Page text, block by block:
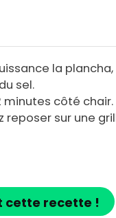
la
sel.
minutes côté chair.
reposer sur une
cette recette !